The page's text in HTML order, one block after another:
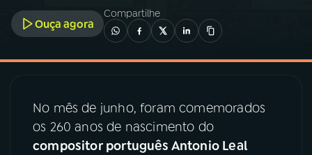
PODCASTS
Ouça agora
Compartilhe
No mês de junho, foram comemorados
os 260 anos de nascimento do
compositor português Antonio Leal